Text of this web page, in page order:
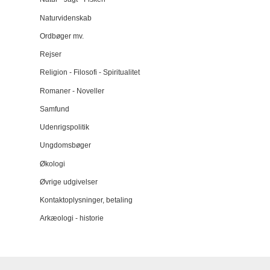
Naturvidenskab
Ordbøger mv.
Rejser
Religion - Filosofi - Spiritualitet
Romaner - Noveller
Samfund
Udenrigspolitik
Ungdomsbøger
Økologi
Øvrige udgivelser
Kontaktoplysninger, betaling
Arkæologi - historie